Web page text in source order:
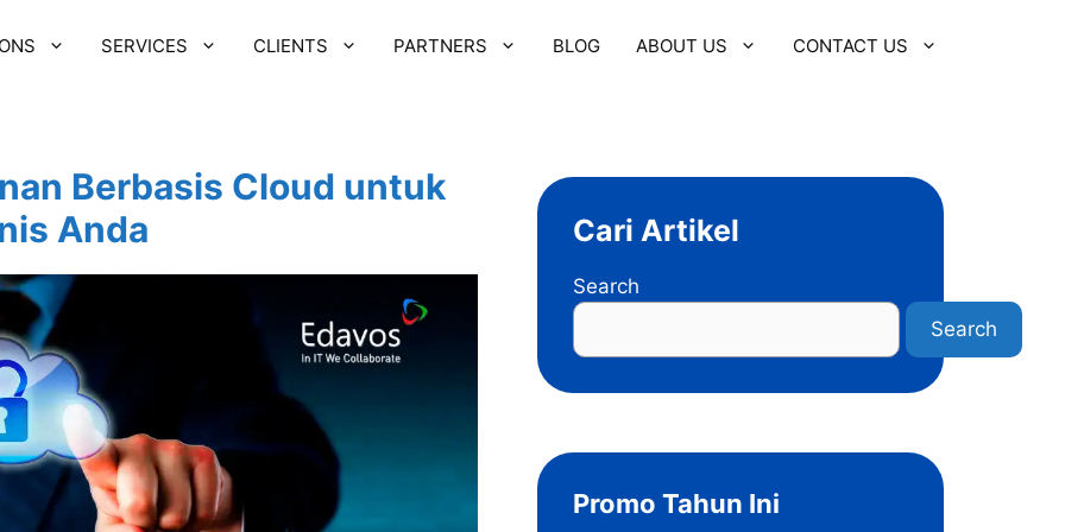
SERVICES CLIENTS PARTNERS BLOG ABOUT US CONTACT US
Berbasis Cloud untuk
Anda
Cari Artikel
Search
Search
Promo Tahun Ini